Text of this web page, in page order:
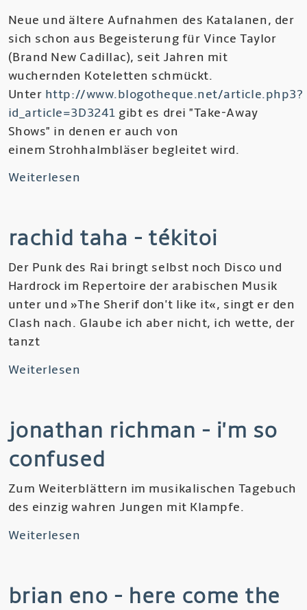
Neue und ältere Aufnahmen des Katalanen, der
sich schon aus Begeisterung für Vince Taylor
(Brand New Cadillac), seit Jahren mit
wuchernden Koteletten schmückt.
Unter http://www.blogotheque.net/article.php3?
id_article=3D3241 gibt es drei "Take-Away
Shows" in denen er auch von
einem Strohhalmbläser begleitet wird.
Weiterlesen
-
de
Rocanrol,
Aigua
de
rachid taha - tékitoi
Der Punk des Rai bringt selbst noch Disco und
Hardrock im Repertoire der arabischen Musik
unter und »The Sherif don't like it«, singt er den
Clash nach. Glaube ich aber nicht, ich wette, der
tanzt
Weiterlesen
-
jonathan richman - i'm so
confused
Zum Weiterblättern im musikalischen Tagebuch
des einzig wahren Jungen mit Klampfe.
Weiterlesen
-
brian eno - here come the